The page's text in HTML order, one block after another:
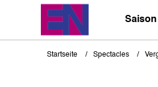
Saison
Pfadnavigation
Startseite Spectacles